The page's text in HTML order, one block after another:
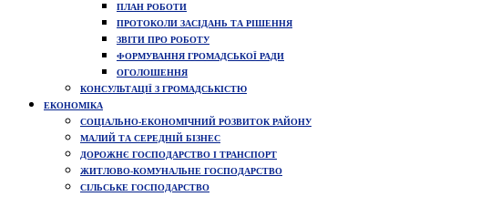
ПЛАН РОБОТИ
ПРОТОКОЛИ ЗАСІДАНЬ ТА РІШЕННЯ
ЗВІТИ ПРО РОБОТУ
ФОРМУВАННЯ ГРОМАДСЬКОЇ РАДИ
ОГОЛОШЕННЯ
КОНСУЛЬТАЦІЇ З ГРОМАДСЬКІСТЮ
ЕКОНОМІКА
СОЦІАЛЬНО-ЕКОНОМІЧНИЙ РОЗВИТОК РАЙОНУ
МАЛИЙ ТА СЕРЕДНІЙ БІЗНЕС
ДОРОЖНЄ ГОСПОДАРСТВО І ТРАНСПОРТ
ЖИТЛОВО-КОМУНАЛЬНЕ ГОСПОДАРСТВО
СІЛЬСЬКЕ ГОСПОДАРСТВО